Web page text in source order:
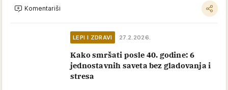
Komentariši
LEPI I ZDRAVI 27.2.2026.
Kako smršati posle 40. godine: 6
jednostavnih saveta bez gladovanja i
stresa